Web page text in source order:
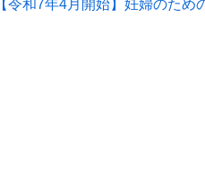
【令和7年4月開始】妊婦のため